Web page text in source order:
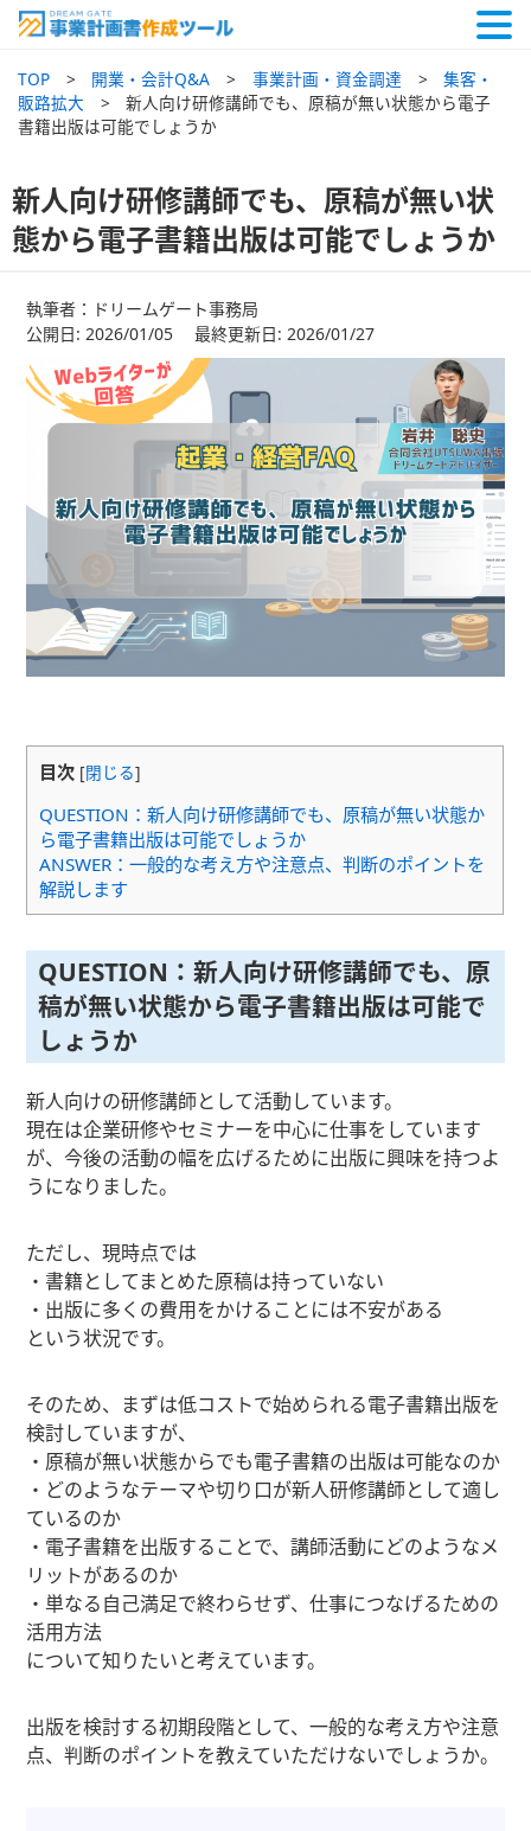
TOP 開業・会計Q&A 事業計画・資金調達
集客・
販路拡大
新人向け研修講師でも、原稿が無い状態から電子
書籍出版は可能でしょうか
新人向け研修講師でも、原稿が無い状
態から電子書籍出版は可能でしょうか
執筆者：ドリームゲート事務局
公開日: 2026/01/05 最終更新日: 2026/01/27
目次 [閉じる]
QUESTION：新人向け研修講師でも、原稿が無い状態か
ら電子書籍出版は可能でしょうか
ANSWER：一般的な考え方や注意点、判断のポイントを
解説します
QUESTION：新人向け研修講師でも、原
稿が無い状態から電子書籍出版は可能で
しょうか
新人向けの研修講師として活動しています。
現在は企業研修やセミナーを中心に仕事をしています
が、今後の活動の幅を広げるために出版に興味を持つよ
うになりました。
ただし、現時点では
・書籍としてまとめた原稿は持っていない
・出版に多くの費用をかけることには不安がある
という状況です。
そのため、まずは低コストで始められる電子書籍出版を
検討していますが、
・原稿が無い状態からでも電子書籍の出版は可能なのか
・どのようなテーマや切り口が新人研修講師として適し
ているのか
・電子書籍を出版することで、講師活動にどのようなメ
リットがあるのか
・単なる自己満足で終わらせず、仕事につなげるための
活用方法
について知りたいと考えています。
出版を検討する初期段階として、一般的な考え方や注意
点、判断のポイントを教えていただけないでしょうか。